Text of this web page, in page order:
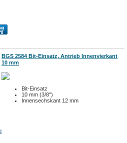
BGS 2584 Bit-Einsatz, Antrieb Innenvierkant
10 mm
Bit-Einsatz
10 mm (3/8")
Innensechskant 12 mm